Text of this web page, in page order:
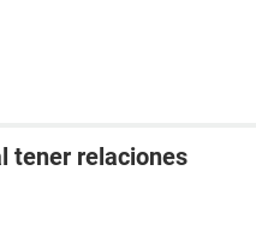
tener relaciones